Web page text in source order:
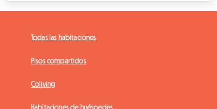
Todas las habitaciones
Pisos compartidos
Coliving
Habitaciones de huéspedes